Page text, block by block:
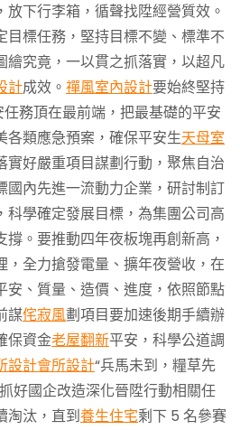
下行李箱，循聲找陞經營質效。
目標任務，堅持目標不變、標準不
繪究竟，一以貫之抓落實，以超凡
計成效。 禪風室內設計要始終堅持
務頂在最前端，把最基礎的平安
各類應急預案，確保平安生天母室
實好嚴重項目謀劃行動，聚焦自治
國內先進一流動力企業，研討制訂
科學確定發展目標，為集團公司高
。要推動四年夜板塊再創新高，
，全力搶發電量、擴年夜營收，在
安、質量、造價、進度，依照節點
謀侘寂風劃項目要加速後期手續辦
保資金老屋翻新平安，科學公道調
設計會所設計“兵馬未到，糧草先
好國企改造深化晉陞行動相關任
淘汰，直到養生住宅剩下 5 名參賽